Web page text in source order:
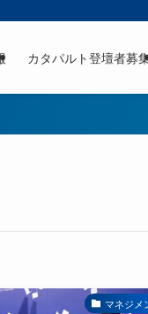
カタパルト登壇者募
マネジメ